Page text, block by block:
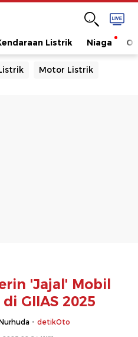
Listrik Niaga
Motor Listrik
'Jajal' Mobil
GIIAS 2025
- detikOto